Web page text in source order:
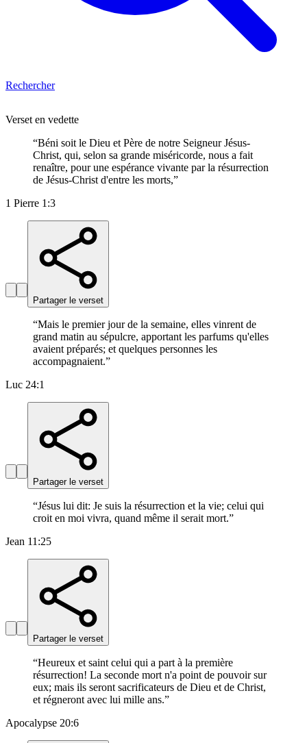
Rechercher
Verset en vedette
“Béni soit le Dieu et Père de notre Seigneur Jésus-
Christ, qui, selon sa grande miséricorde, nous a fait
renaître, pour une espérance vivante par la résurrection
de Jésus-Christ d'entre les morts,”
1 Pierre 1:3
Partager le verset
“Mais le premier jour de la semaine, elles vinrent de
grand matin au sépulcre, apportant les parfums qu'elles
avaient préparés; et quelques personnes les
accompagnaient.”
Luc 24:1
Partager le verset
“Jésus lui dit: Je suis la résurrection et la vie; celui qui
croit en moi vivra, quand même il serait mort.”
Jean 11:25
Partager le verset
“Heureux et saint celui qui a part à la première
résurrection! La seconde mort n'a point de pouvoir sur
eux; mais ils seront sacrificateurs de Dieu et de Christ,
et régneront avec lui mille ans.”
Apocalypse 20:6